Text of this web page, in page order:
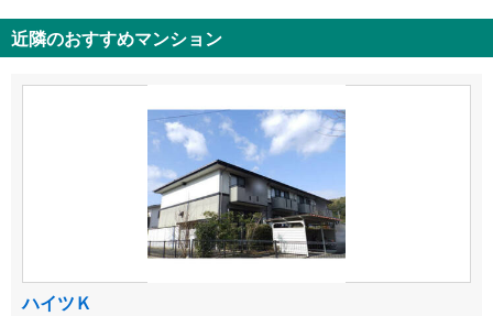
近隣のおすすめマンション
ハイツＫ